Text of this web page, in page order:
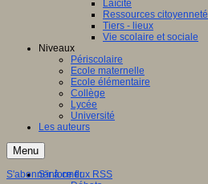
Laïcité
Ressources citoyenneté
Tiers - lieux
Vie scolaire et sociale
Niveaux
Périscolaire
Ecole maternelle
Ecole élémentaire
Collège
Lycée
Université
Les auteurs
Menu
S'informer
S'abonner à ce flux RSS